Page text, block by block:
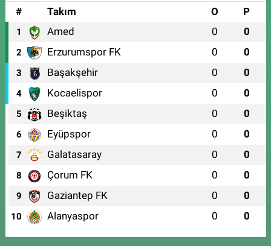
#
Takım O P
1 Amed 0 0
2 Erzurumspor FK 0 0
3 Başakşehir 0 0
4 Kocaelispor 0 0
5 Beşiktaş 0 0
6 Eyüpspor 0 0
7 Galatasaray 0 0
8 Çorum FK 0 0
9 Gaziantep FK 0 0
10 Alanyaspor 0 0